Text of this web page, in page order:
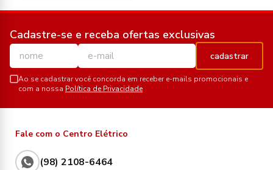
Cadastre-se e receba ofertas exclusivas
cadastrar
Ao se cadastrar você concorda em receber e-mails promocionais e
com a nossa Política de Privacidade
Fale com o Centro Elétrico
(98) 2108-6464